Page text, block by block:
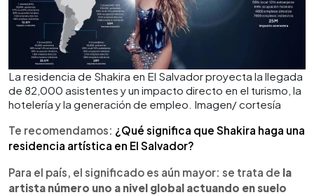
La residencia de Shakira en El Salvador proyecta la llegada
de 82,000 asistentes y un impacto directo en el turismo, la
hotelería y la generación de empleo. Imagen/ cortesía
Te recomendamos: ¿Qué significa que Shakira haga una
residencia artística en El Salvador?
Para el país, el significado es aún mayor: se trata de la
artista número uno a nivel global actuando en suelo